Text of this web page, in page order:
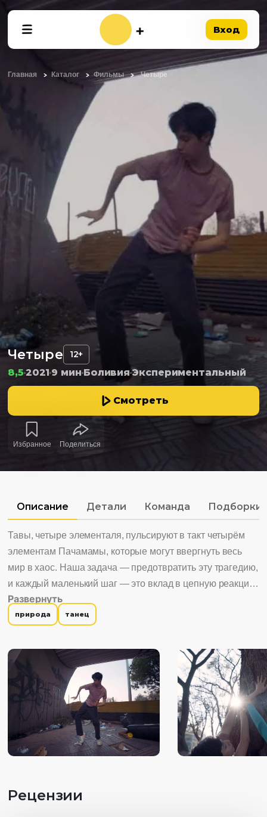
Вход
Главная Каталог Фильмы Четыре
Четыре 12+
8,520219 мин БоливияЭкспериментальный
Смотреть
Избранное Поделиться
Описание Детали Команда Подборки
Тавы, четыре элементаля, пульсируют в такт четырём
элементам Пачамамы, которые могут ввергнуть весь
мир в хаос. Наша задача — предотвратить эту трагедию,
и каждый маленький шаг — это вклад в цепную реакцию,
что вернёт природе равновесие.
Развернуть
природа танец
Рецензии